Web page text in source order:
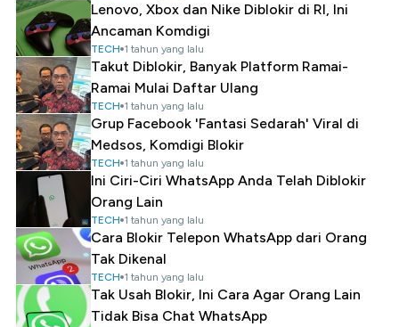
Lenovo, Xbox dan Nike Diblokir di RI, Ini
Ancaman Komdigi
TECH 1 tahun yang lalu
Takut Diblokir, Banyak Platform Ramai-
Ramai Mulai Daftar Ulang
TECH 1 tahun yang lalu
Grup Facebook 'Fantasi Sedarah' Viral di
Medsos, Komdigi Blokir
TECH 1 tahun yang lalu
Ini Ciri-Ciri WhatsApp Anda Telah Diblokir
Orang Lain
TECH 1 tahun yang lalu
Cara Blokir Telepon WhatsApp dari Orang
Tak Dikenal
TECH 1 tahun yang lalu
Tak Usah Blokir, Ini Cara Agar Orang Lain
Tidak Bisa Chat WhatsApp